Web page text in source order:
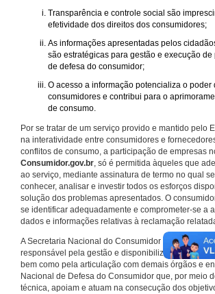
Transparência e controle social são
efetividade dos direitos dos consumidores;
As informações apresentadas pelos
são estratégicas para gestão e execução
de defesa do consumidor;
O acesso a informação potencializa o poder
consumidores e contribui para o
de consumo.
Por se tratar de um serviço provido e mantido pelo
na interatividade entre consumidores e
conflitos de consumo, a participação de empresas
Consumidor.gov.br, só é permitida àqueles que
ao serviço, mediante assinatura de termo no qual
conhecer, analisar e investir todos os esforços
solução dos problemas apresentados. O
se identificar adequadamente e comprometer-se a
dados e informações relativas à reclamação
A Secretaria Nacional do Consumidor do Ministério
responsável pela gestão e disponibilização do
bem como pela articulação com demais órgãos e
Nacional de Defesa do Consumidor que, por meio
técnica, apoiam e atuam na consecução dos